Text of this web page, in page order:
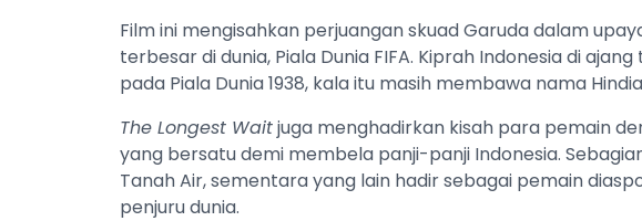
Film ini mengisahkan perjuangan skuad Garuda dalam
terbesar di dunia, Piala Dunia FIFA. Kiprah Indonesia di
pada Piala Dunia 1938, kala itu masih membawa nama
The Longest Waitjuga menghadirkan kisah para pemain
yang bersatu demi membela panji-panji Indonesia.
Tanah Air, sementara yang lain hadir sebagai pemain
penjuru dunia.